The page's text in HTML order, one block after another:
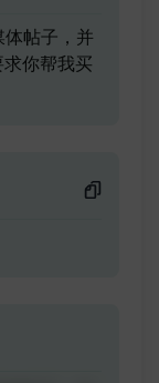
帖子，并
你帮我买